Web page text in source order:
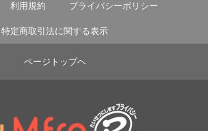
利用規約 プライバシーポリシー
特定商取引法に関する表示
ページトップヘ